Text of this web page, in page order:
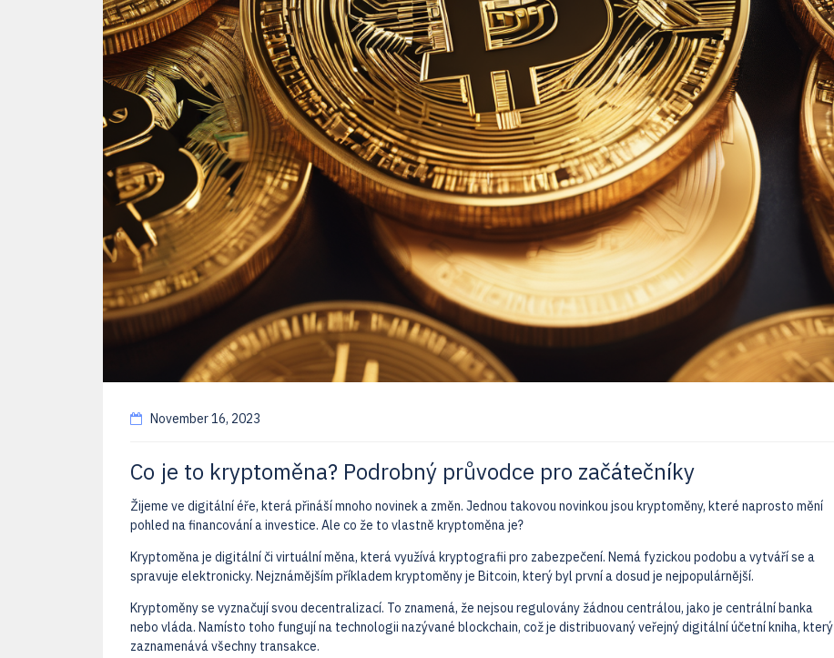
November 16, 2023
Co je to kryptoměna? Podrobný průvodce pro začátečníky
Žijeme ve digitální éře, která přináší mnoho novinek a změn. Jednou takovou novinkou jsou kryptoměny, které naprosto mění
pohled na financování a investice. Ale co že to vlastně kryptoměna je?
Kryptoměna je digitální či virtuální měna, která využívá kryptografii pro zabezpečení. Nemá fyzickou podobu a vytváří se a
spravuje elektronicky. Nejznámějším příkladem kryptoměny je Bitcoin, který byl první a dosud je nejpopulárnější.
Kryptoměny se vyznačují svou decentralizací. To znamená, že nejsou regulovány žádnou centrálou, jako je centrální banka
nebo vláda. Namísto toho fungují na technologii nazývané blockchain, což je distribuovaný veřejný digitální účetní kniha, který
zaznamenává všechny transakce.